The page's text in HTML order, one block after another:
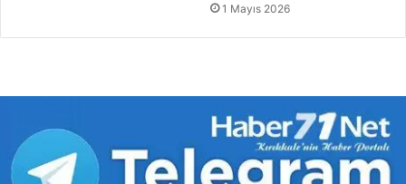
1 Mayıs 2026